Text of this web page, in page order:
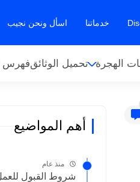
خدماتنا اسأل ونحن نجيب
الهجرة تحميل الوثائقفهرس
أهم المواضيع
منذ عام
شروط القبول